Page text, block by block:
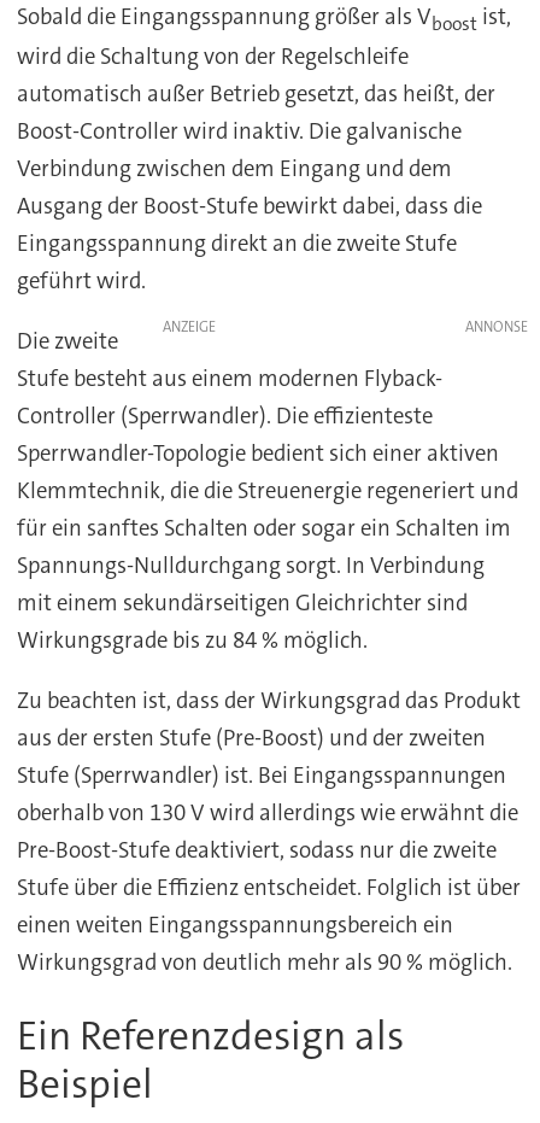
Sobald die Eingangsspannung größer als Vboostist,
wird die Schaltung von der Regelschleife
automatisch außer Betrieb gesetzt, das heißt, der
Boost-Controller wird inaktiv. Die galvanische
Verbindung zwischen dem Eingang und dem
Ausgang der Boost-Stufe bewirkt dabei, dass die
Eingangsspannung direkt an die zweite Stufe
geführt wird.
ANZEIGE
Die zweite
Stufe besteht aus einem modernen Flyback-
Controller (Sperrwandler). Die effizienteste
Sperrwandler-Topologie bedient sich einer aktiven
Klemmtechnik, die die Streuenergie regeneriert und
für ein sanftes Schalten oder sogar ein Schalten im
Spannungs-Nulldurchgang sorgt. In Verbindung
mit einem sekundärseitigen Gleichrichter sind
Wirkungsgrade bis zu 84 % möglich.
Zu beachten ist, dass der Wirkungsgrad das Produkt
aus der ersten Stufe (Pre-Boost) und der zweiten
Stufe (Sperrwandler) ist. Bei Eingangsspannungen
oberhalb von 130 V wird allerdings wie erwähnt die
Pre-Boost-Stufe deaktiviert, sodass nur die zweite
Stufe über die Effizienz entscheidet. Folglich ist über
einen weiten Eingangsspannungsbereich ein
Wirkungsgrad von deutlich mehr als 90 % möglich.
Ein Referenzdesign als
Beispiel